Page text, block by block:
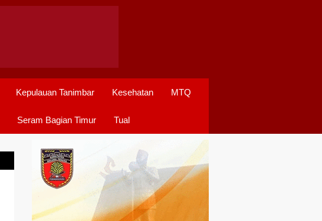
Kepulauan Tanimbar Kesehatan MTQ
Seram Bagian Timur Tual